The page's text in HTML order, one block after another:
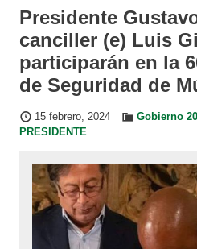
Presidente
canciller (e) Luis
participarán en la
de Seguridad de
15 febrero, 2024 Gobierno
PRESIDENTE